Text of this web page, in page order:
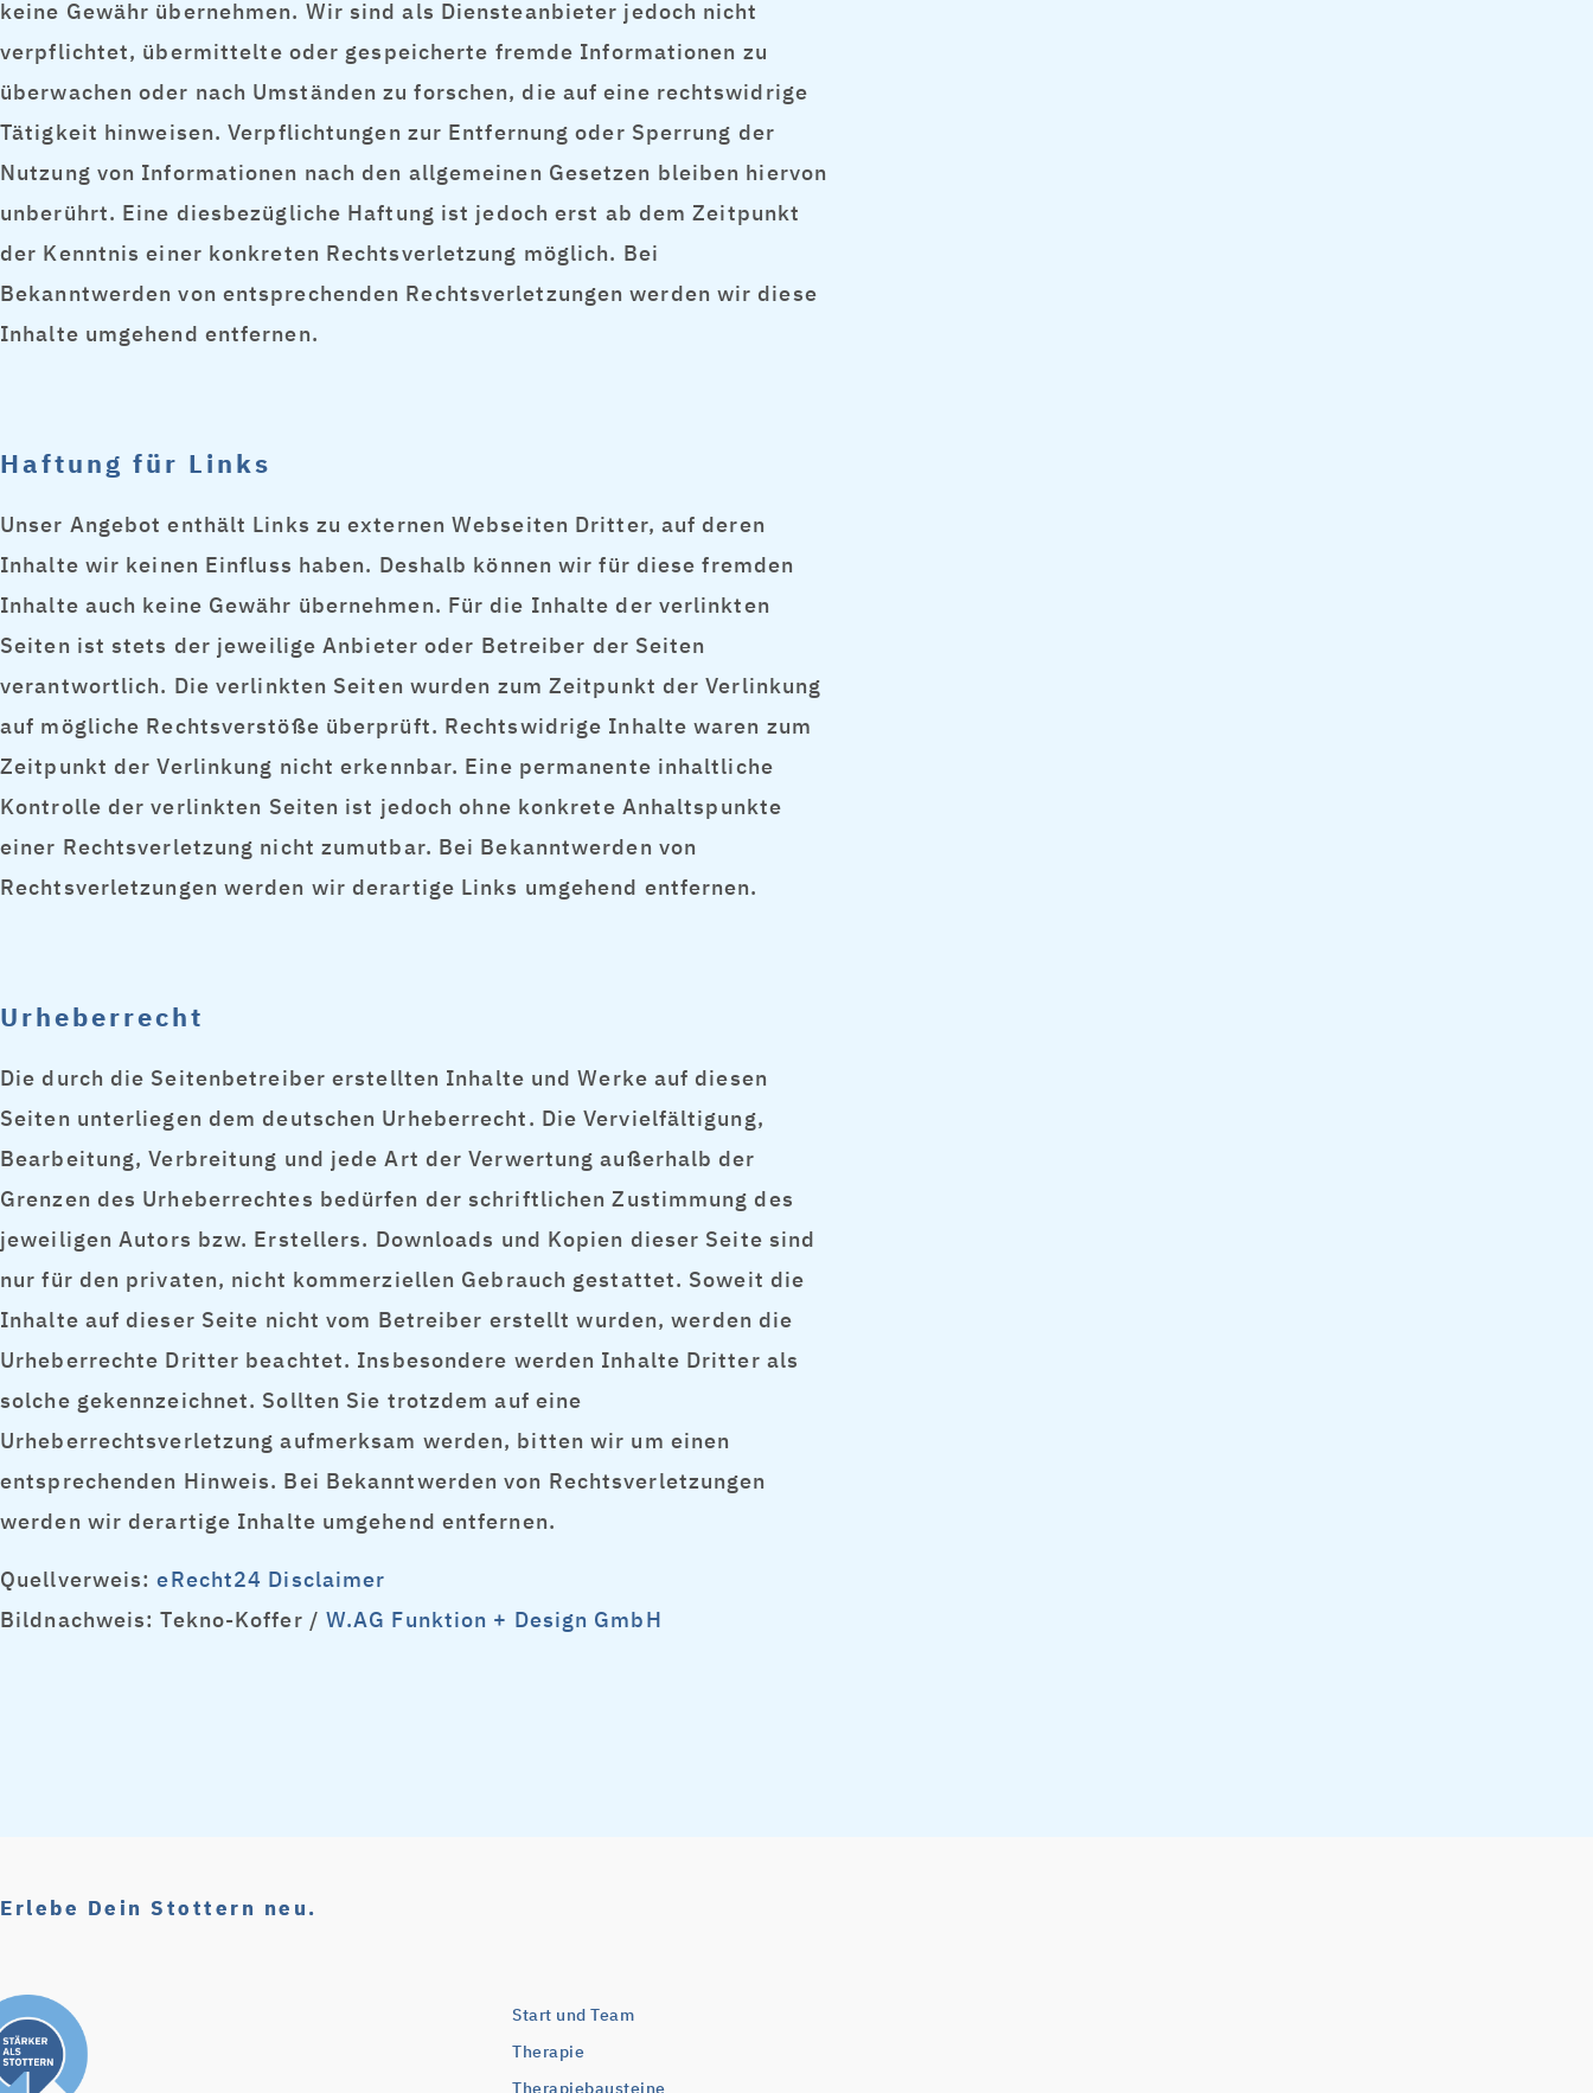
keine Gewähr übernehmen. Wir sind als Diensteanbieter jedoch nicht
verpflichtet, übermittelte oder gespeicherte fremde Informationen zu
überwachen oder nach Umständen zu forschen, die auf eine rechtswidrige
Tätigkeit hinweisen. Verpflichtungen zur Entfernung oder Sperrung der
Nutzung von Informationen nach den allgemeinen Gesetzen bleiben hiervon
unberührt. Eine diesbezügliche Haftung ist jedoch erst ab dem Zeitpunkt
der Kenntnis einer konkreten Rechtsverletzung möglich. Bei
Bekanntwerden von entsprechenden Rechtsverletzungen werden wir diese
Inhalte umgehend entfernen.
Haftung für Links
Unser Angebot enthält Links zu externen Webseiten Dritter, auf deren
Inhalte wir keinen Einfluss haben. Deshalb können wir für diese fremden
Inhalte auch keine Gewähr übernehmen. Für die Inhalte der verlinkten
Seiten ist stets der jeweilige Anbieter oder Betreiber der Seiten
verantwortlich. Die verlinkten Seiten wurden zum Zeitpunkt der Verlinkung
auf mögliche Rechtsverstöße überprüft. Rechtswidrige Inhalte waren zum
Zeitpunkt der Verlinkung nicht erkennbar. Eine permanente inhaltliche
Kontrolle der verlinkten Seiten ist jedoch ohne konkrete Anhaltspunkte
einer Rechtsverletzung nicht zumutbar. Bei Bekanntwerden von
Rechtsverletzungen werden wir derartige Links umgehend entfernen.
Urheberrecht
Die durch die Seitenbetreiber erstellten Inhalte und Werke auf diesen
Seiten unterliegen dem deutschen Urheberrecht. Die Vervielfältigung,
Bearbeitung, Verbreitung und jede Art der Verwertung außerhalb der
Grenzen des Urheberrechtes bedürfen der schriftlichen Zustimmung des
jeweiligen Autors bzw. Erstellers. Downloads und Kopien dieser Seite sind
nur für den privaten, nicht kommerziellen Gebrauch gestattet. Soweit die
Inhalte auf dieser Seite nicht vom Betreiber erstellt wurden, werden die
Urheberrechte Dritter beachtet. Insbesondere werden Inhalte Dritter als
solche gekennzeichnet. Sollten Sie trotzdem auf eine
Urheberrechtsverletzung aufmerksam werden, bitten wir um einen
entsprechenden Hinweis. Bei Bekanntwerden von Rechtsverletzungen
werden wir derartige Inhalte umgehend entfernen.
Quellverweis:eRecht24 Disclaimer
Bildnachweis: Tekno-Koffer / W.AG Funktion + Design GmbH
Erlebe Dein Stottern neu.
Start und Team
Therapie
Therapiebausteine